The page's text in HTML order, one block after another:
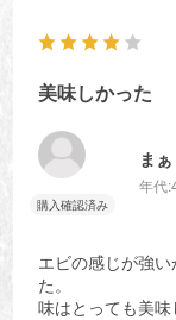
美味しかった
まぁ
年代:
エビの感じが強
た。
味はとっても美味